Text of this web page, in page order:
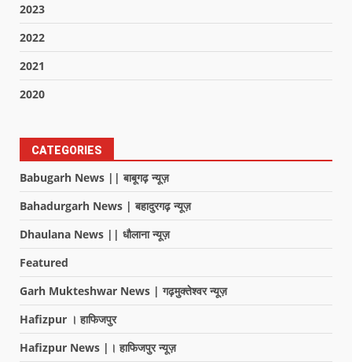
2023
2022
2021
2020
CATEGORIES
Babugarh News || बाबूगढ़ न्यूज़
Bahadurgarh News | बहादुरगढ़ न्यूज़
Dhaulana News || धौलाना न्यूज़
Featured
Garh Mukteshwar News | गढ़मुक्तेश्वर न्यूज़
Hafizpur । हाफिजपुर
Hafizpur News |। हाफिजपुर न्यूज़